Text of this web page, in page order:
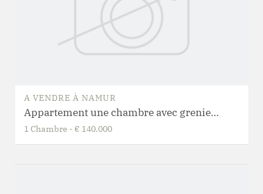
A VENDRE À NAMUR
Appartement une chambre avec grenier et beau potentiel
1 Chambre - € 140.000